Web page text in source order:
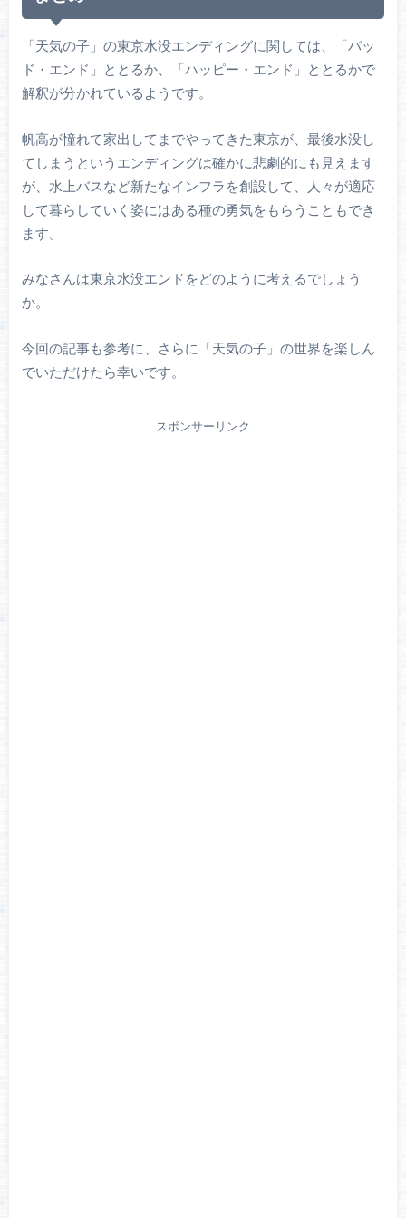
「天気の子」の東京水没エンディングに関しては、「バッ
ド・エンド」ととるか、「ハッピー・エンド」ととるかで
解釈が分かれているようです。
帆高が憧れて家出してまでやってきた東京が、最後水没し
てしまうというエンディングは確かに悲劇的にも見えます
が、水上バスなど新たなインフラを創設して、人々が適応
して暮らしていく姿にはある種の勇気をもらうこともでき
ます。
みなさんは東京水没エンドをどのように考えるでしょう
か。
今回の記事も参考に、さらに「天気の子」の世界を楽しん
でいただけたら幸いです。
スポンサーリンク